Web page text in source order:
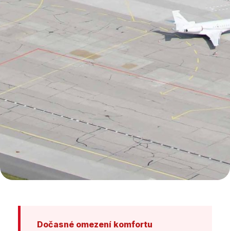
Dočasné omezení komfortu